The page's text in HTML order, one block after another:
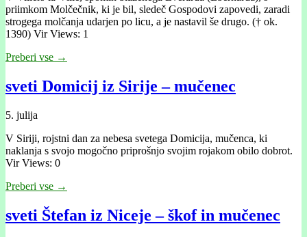
priimkom Molčečnik, ki je bil, sledeč Gospodovi zapovedi, zaradi
strogega molčanja udarjen po licu, a je nastavil še drugo. († ok.
1390) Vir Views: 1
Preberi vse →
sveti Domicij iz Sirije – mučenec
5. julija
V Siriji, rojstni dan za nebesa svetega Domicija, mučenca, ki
naklanja s svojo mogočno priprošnjo svojim rojakom obilo dobrot.
Vir Views: 0
Preberi vse →
sveti Štefan iz Niceje – škof in mučenec